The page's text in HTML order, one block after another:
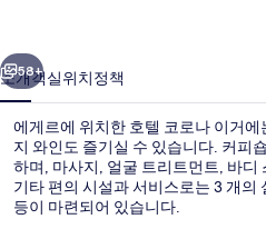
의
사
진
갤
러
58+
소개객실위치정책
에게르에 위치한 호텔 코로나 이거
지 와인도 즐기실 수 있습니다. 커피
하며, 마사지, 얼굴 트리트먼트, 바디
기타 편의 시설과 서비스로는 3 개
등이 마련되어 있습니다.